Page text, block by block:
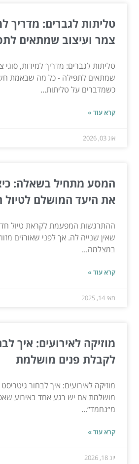
טליתות לגברים: מדריך
צמר ועיצוב שמתאים
טליתות לגברים: מדריך למידות, סוגי
שמתאים לתפילה - כל מה שבאמת
כשמדברים על טליתות...
קרא עוד »
אוג 03, 2026
המסע מתחיל בשאלה:
את היעד המושלם
ההתרגשות המפעמת לקראת טיול
שאין שנייה לה. אך לפני שאורזים
במצלמה...
קרא עוד »
מאי 14, 2025
מוזיקה לאירועים: איך
לקבלת פנים מושלמת
מוזיקה לאירועים: איך לבחור
מושלמת אם יש רגע אחד באירוע
מ״נחמד״...
קרא עוד »
יונ 18, 2026